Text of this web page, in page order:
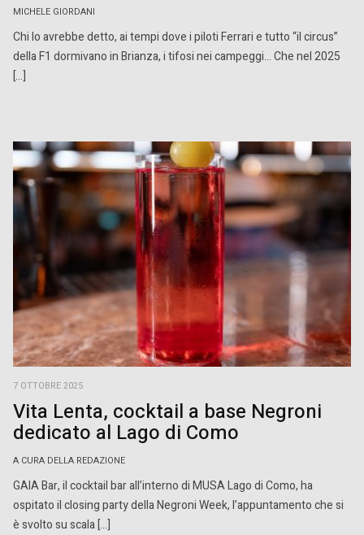
MICHELE GIORDANI
Chi lo avrebbe detto, ai tempi dove i piloti Ferrari e tutto “il circus”
della F1 dormivano in Brianza, i tifosi nei campeggi… Che nel 2025
[…]
7 OTTOBRE 2025
Vita Lenta, cocktail a base Negroni
dedicato al Lago di Como
A CURA DELLA REDAZIONE
GAIA Bar, il cocktail bar all’interno di MUSA Lago di Como, ha
ospitato il closing party della Negroni Week, l’appuntamento che si
è svolto su scala […]